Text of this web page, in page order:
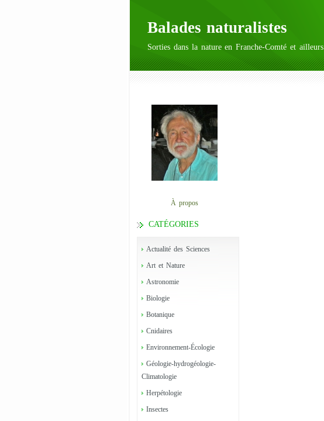
Balades naturalistes
Sorties dans la nature en Franche-Comté et ailleurs
À propos
CATÉGORIES
Actualité des Sciences
Art et Nature
Astronomie
Biologie
Botanique
Cnidaires
Environnement-Écologie
Géologie-hydrogéologie-
Climatologie
Herpétologie
Insectes